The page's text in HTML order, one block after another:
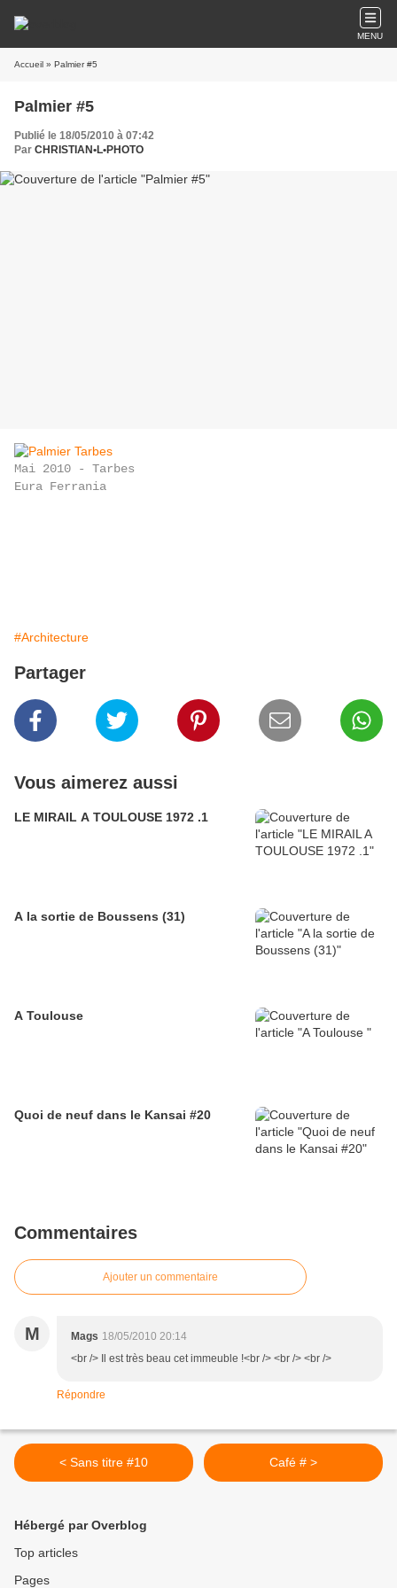
MENU
Accueil » Palmier #5
Palmier #5
Publié le 18/05/2010 à 07:42
Par CHRISTIAN•L•PHOTO
Mai 2010 - Tarbes
Eura Ferrania
#Architecture
Partager
Vous aimerez aussi
LE MIRAIL A TOULOUSE 1972 .1
A la sortie de Boussens (31)
A Toulouse
Quoi de neuf dans le Kansai #20
Commentaires
Ajouter un commentaire
M Mags 18/05/2010 20:14
<br /> Il est très beau cet immeuble !<br /> <br /> <br />
Répondre
< Sans titre #10 Café # >
Hébergé par Overblog
Top articles
Pages